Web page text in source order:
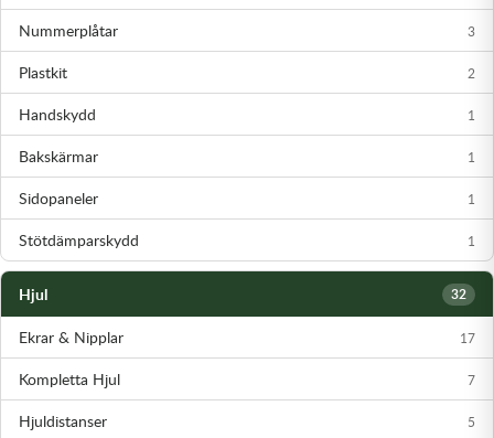
Nummerplåtar 3
Plastkit 2
Handskydd 1
Bakskärmar 1
Sidopaneler 1
Stötdämparskydd 1
Hjul 32
Ekrar & Nipplar 17
Kompletta Hjul 7
Hjuldistanser 5